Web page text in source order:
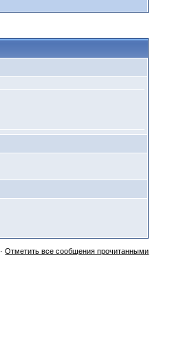
·Отметить все сообщения прочитанными